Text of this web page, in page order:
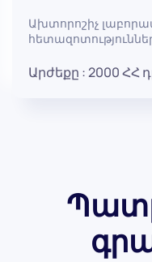
Ախտորոշիչ
Արժեքը :2000ՀՀ